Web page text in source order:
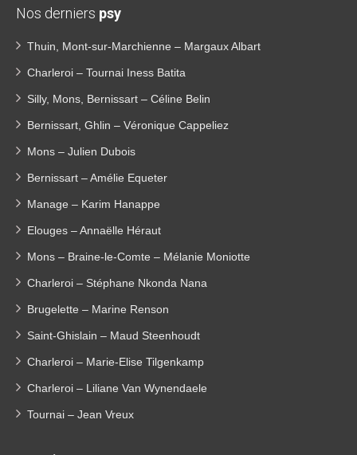
Nos derniers psy
Thuin, Mont-sur-Marchienne – Margaux Albart
Charleroi – Tournai Iness Batita
Silly, Mons, Bernissart – Céline Belin
Bernissart, Ghlin – Véronique Cappeliez
Mons – Julien Dubois
Bernissart – Amélie Equeter
Manage – Karim Hanappe
Elouges – Annaëlle Héraut
Mons – Braine-le-Comte – Mélanie Moniotte
Charleroi – Stéphane Nkonda Nana
Brugelette – Marine Renson
Saint-Ghislain – Maud Steenhoudt
Charleroi – Marie-Elise Tilgenkamp
Charleroi – Liliane Van Wynendaele
Tournai – Jean Vreux